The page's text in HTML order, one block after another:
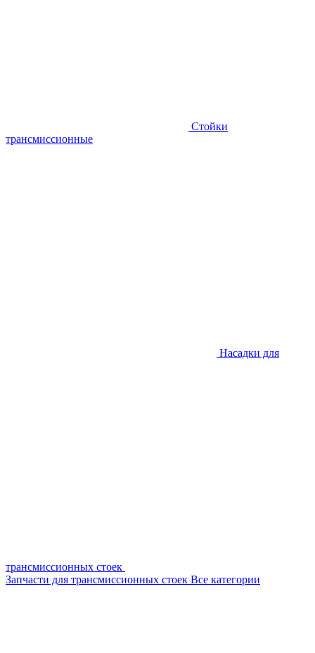
Стойки
трансмиссионные
Насадки для
трансмиссионных стоек
Запчасти для трансмиссионных стоек Все категории